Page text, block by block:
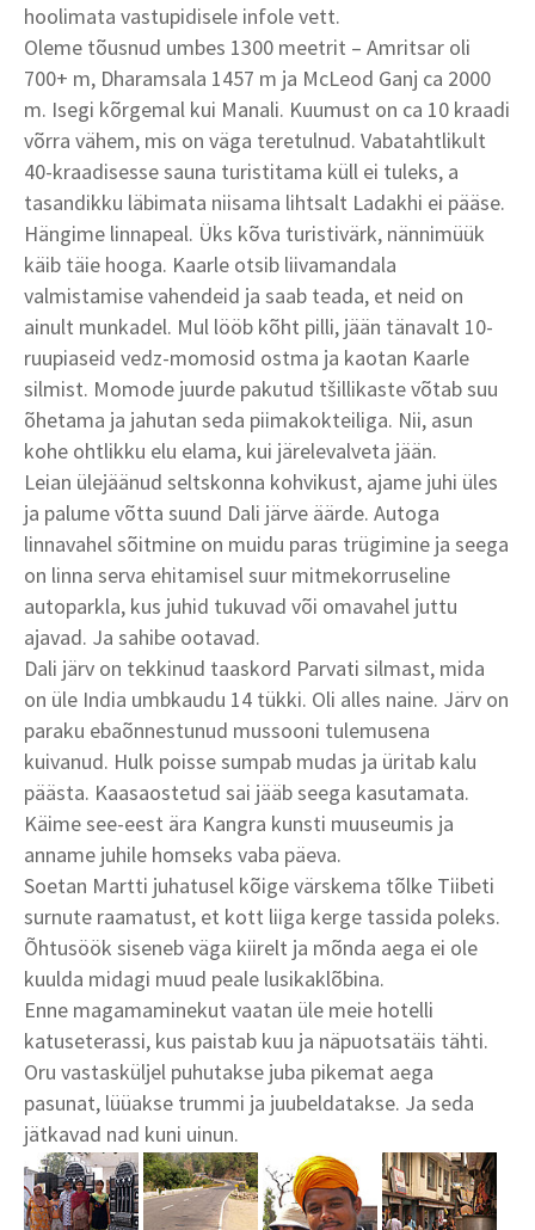
hoolimata vastupidisele infole vett.
Oleme tõusnud umbes 1300 meetrit – Amritsar oli
700+ m, Dharamsala 1457 m ja McLeod Ganj ca 2000
m. Isegi kõrgemal kui Manali. Kuumust on ca 10 kraadi
võrra vähem, mis on väga teretulnud. Vabatahtlikult
40-kraadisesse sauna turistitama küll ei tuleks, a
tasandikku läbimata niisama lihtsalt Ladakhi ei pääse.
Hängime linnapeal. Üks kõva turistivärk, nännimüük
käib täie hooga. Kaarle otsib liivamandala
valmistamise vahendeid ja saab teada, et neid on
ainult munkadel. Mul lööb kõht pilli, jään tänavalt 10-
ruupiaseid vedz-momosid ostma ja kaotan Kaarle
silmist. Momode juurde pakutud tšillikaste võtab suu
õhetama ja jahutan seda piimakokteiliga. Nii, asun
kohe ohtlikku elu elama, kui järelevalveta jään.
Leian ülejäänud seltskonna kohvikust, ajame juhi üles
ja palume võtta suund Dali järve äärde. Autoga
linnavahel sõitmine on muidu paras trügimine ja seega
on linna serva ehitamisel suur mitmekorruseline
autoparkla, kus juhid tukuvad või omavahel juttu
ajavad. Ja sahibe ootavad.
Dali järv on tekkinud taaskord Parvati silmast, mida
on üle India umbkaudu 14 tükki. Oli alles naine. Järv on
paraku ebaõnnestunud mussooni tulemusena
kuivanud. Hulk poisse sumpab mudas ja üritab kalu
päästa. Kaasaostetud sai jääb seega kasutamata.
Käime see-eest ära Kangra kunsti muuseumis ja
anname juhile homseks vaba päeva.
Soetan Martti juhatusel kõige värskema tõlke Tiibeti
surnute raamatust, et kott liiga kerge tassida poleks.
Õhtusöök siseneb väga kiirelt ja mõnda aega ei ole
kuulda midagi muud peale lusikaklõbina.
Enne magamaminekut vaatan üle meie hotelli
katuseterassi, kus paistab kuu ja näpuotsatäis tähti.
Oru vastasküljel puhutakse juba pikemat aega
pasunat, lüüakse trummi ja juubeldatakse. Ja seda
jätkavad nad kuni uinun.